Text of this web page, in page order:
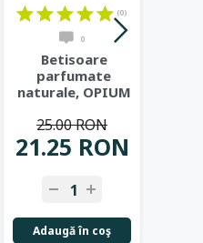
(0)
0
Betisoare
parfumate
naturale, OPIUM
MAROMA
21.25 RON
25.00 RON
Adaugă în coş